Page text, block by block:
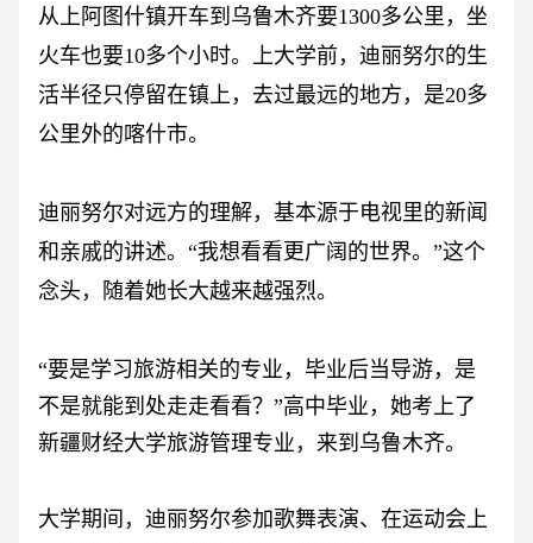
从上阿图什镇开车到乌鲁木齐要1300多公里，坐
火车也要10多个小时。上大学前，迪丽努尔的生
活半径只停留在镇上，去过最远的地方，是20多
公里外的喀什市。
迪丽努尔对远方的理解，基本源于电视里的新闻
和亲戚的讲述。 “我想看看更广阔的世界。”这个
念头，随着她长大越来越强烈。
“要是学习旅游相关的专业，毕业后当导游，是
不是就能到处走走看看？”高中毕业，她考上了
新疆财经大学旅游管理专业，来到乌鲁木齐。
大学期间，迪丽努尔参加歌舞表演、在运动会上